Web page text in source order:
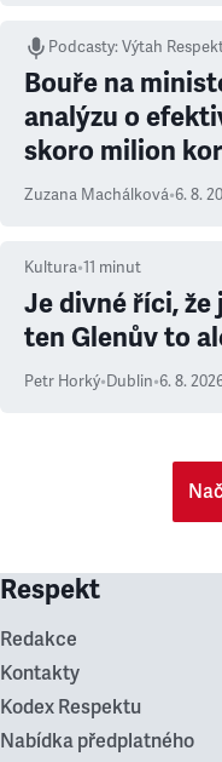
Podcasty:Výtah
Bouře na
analýzu o
skoro milion
Zuzana Machálková•6. 8.
Kultura•11 minut
Je divné říci, že
ten Glenův to
Petr Horký•Dublin•6. 8.
Respekt
Redakce
Kontakty
Kodex Respektu
Nabídka předplatného